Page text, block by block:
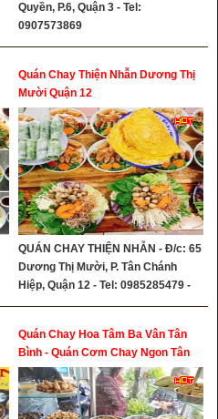
Quyền, P.6, Quận 3 - Tel:
0907573869
Quán Chay Thiện Nhẫn Dương Thị
Mười Quận 12
QUÁN CHAY THIỆN NHẪN - Đ/c: 65
Dương Thị Mười, P. Tân Chánh
Hiệp, Quận 12 - Tel: 0985285479 -
0971342622
Quán Chay Hoa Tâm Ba Vân Tân
Bình - Quán Cơm Chay Ngon Tân
Bình